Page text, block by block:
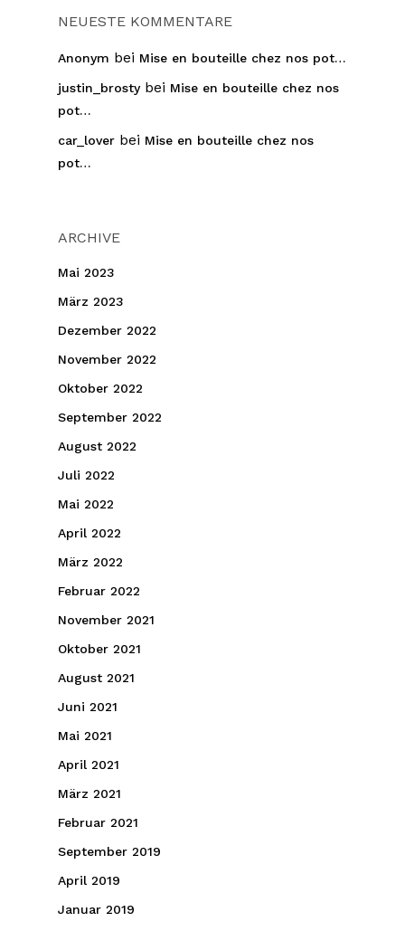
NEUESTE KOMMENTARE
Anonym bei Mise en bouteille chez nos pot…
justin_brostybei Mise en bouteille chez nos
pot…
car_lover bei Mise en bouteille chez nos
pot…
ARCHIVE
Mai 2023
März 2023
Dezember 2022
November 2022
Oktober 2022
September 2022
August 2022
Juli 2022
Mai 2022
April 2022
März 2022
Februar 2022
November 2021
Oktober 2021
August 2021
Juni 2021
Mai 2021
April 2021
März 2021
Februar 2021
September 2019
April 2019
Januar 2019